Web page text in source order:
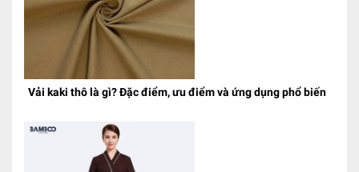
Vải kaki thô là gì? Đặc điểm, ưu điểm và ứng dụng phổ biến